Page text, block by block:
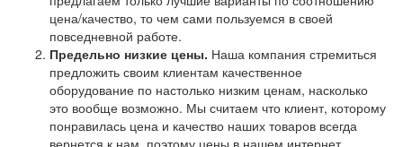
цена/качество, то чем сами пользуемся в своей
повседневной работе.
Предельно низкие цены. Наша компания стремиться
предложить своим клиентам качественное
оборудование по настолько низким ценам, насколько
это вообще возможно. Мы считаем что клиент, которому
понравилась цена и качество наших товаров всегда